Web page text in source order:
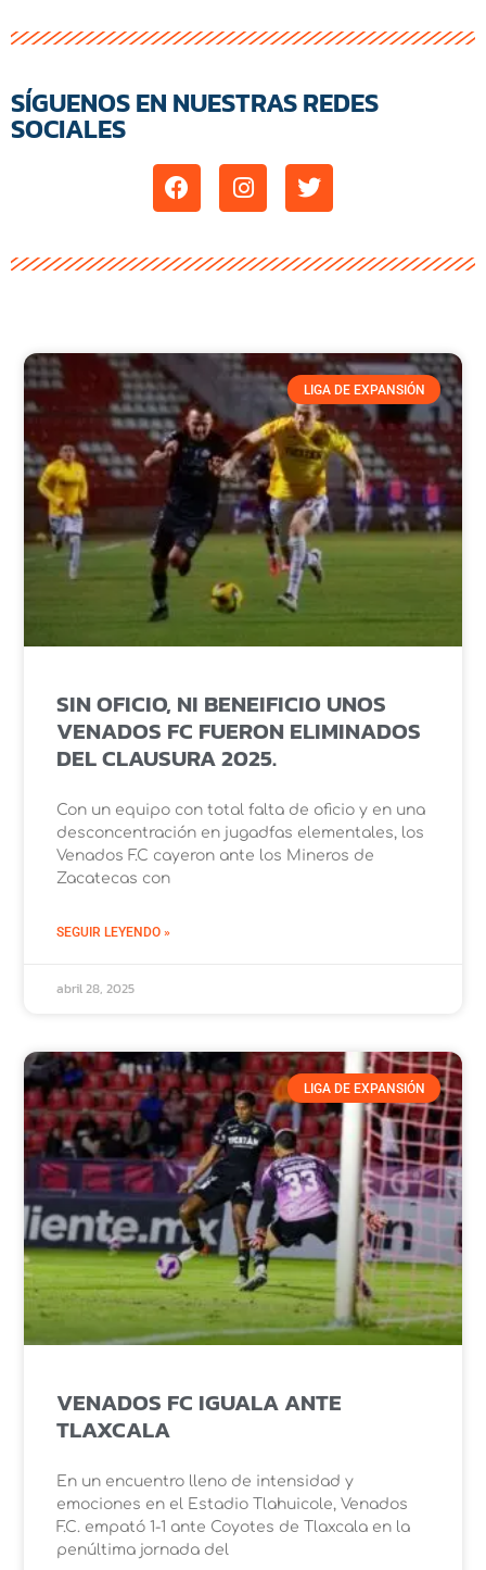
SÍGUENOS EN NUESTRAS REDES
SOCIALES
LIGA DE EXPANSIÓN
SIN OFICIO, NI BENEIFICIO UNOS
VENADOS FC FUERON ELIMINADOS
DEL CLAUSURA 2025.
Con un equipo con total falta de oficio y en una
desconcentración en jugadfas elementales, los
Venados F.C cayeron ante los Mineros de
Zacatecas con
SEGUIR LEYENDO »
abril 28, 2025
LIGA DE EXPANSIÓN
VENADOS FC IGUALA ANTE
TLAXCALA
En un encuentro lleno de intensidad y
emociones en el Estadio Tlahuicole, Venados
F.C. empató 1-1 ante Coyotes de Tlaxcala en la
penúltima jornada del